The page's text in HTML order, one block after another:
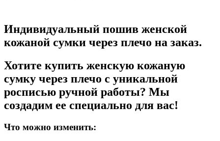
Индивидуальный пошив женской
кожаной сумки через плечо на заказ.
Хотите купить женскую кожаную
сумку через плечо с уникальной
росписью ручной работы? Мы
создадим ее специально для вас!
Что можно изменить: